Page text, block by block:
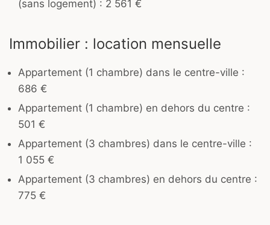
(sans logement) : 2 561 €
Immobilier : location mensuelle
Appartement (1 chambre) dans le centre-ville :
686 €
Appartement (1 chambre) en dehors du centre :
501 €
Appartement (3 chambres) dans le centre-ville :
1 055 €
Appartement (3 chambres) en dehors du centre :
775 €